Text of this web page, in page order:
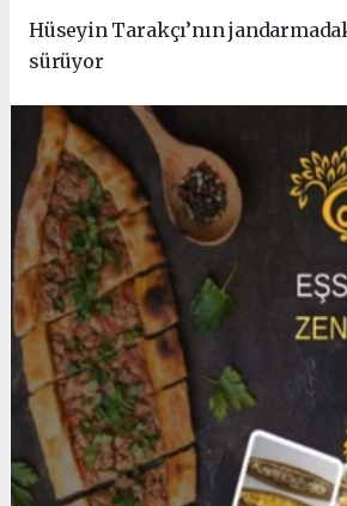
Hüseyin Tarakçı’nın
sürüyor